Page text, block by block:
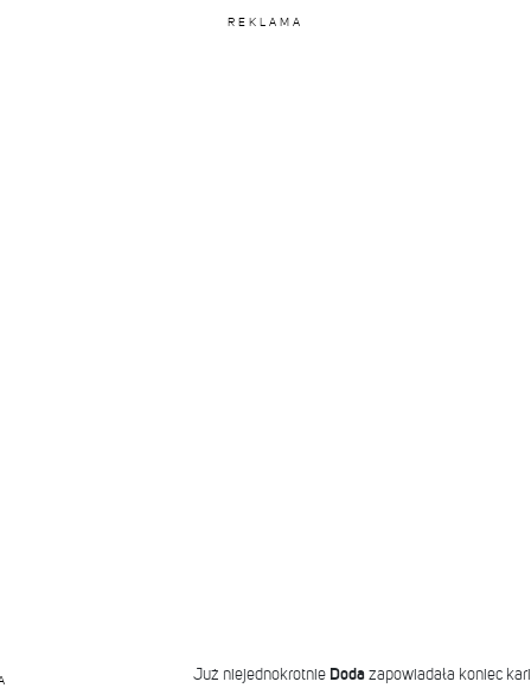
REKLAMA
Już niejednokrotnie Dodazapowiadała koniec